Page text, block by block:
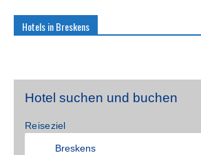
Hotels in Breskens
Hotel suchen und buchen
Reiseziel